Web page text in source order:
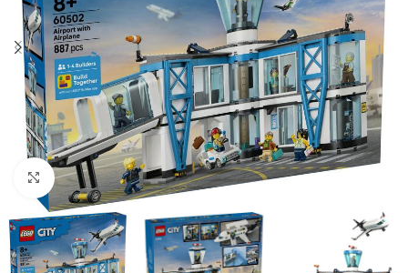
Click to enlarge